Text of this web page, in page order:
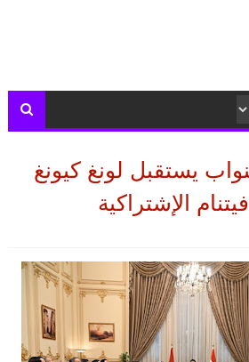
يستقبل لونغ كيونغ
الإشتراكية